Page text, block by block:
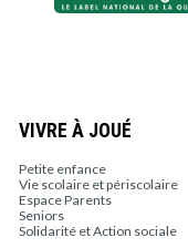
VIVRE À JOUÉ
Petite enfance
Vie scolaire et périscolaire
Espace Parents
Seniors
Solidarité et Action sociale